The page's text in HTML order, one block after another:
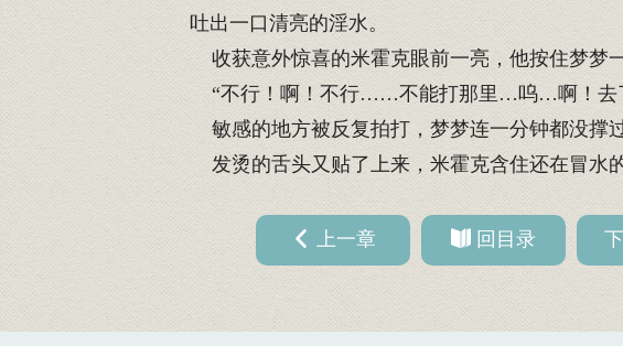
吐出一口清亮的淫水。
收获意外惊喜的米霍克眼前一亮，他按住梦梦
“不行！啊！不行……不能打那里…呜…啊！
敏感的地方被反复拍打，梦梦连一分钟都没撑
发烫的舌头又贴了上来，米霍克含住还在冒水
上一章 回目录